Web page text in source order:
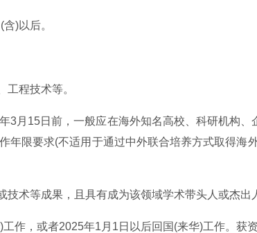
)以后。
工程技术等。
3月15日前，一般应在海外知名高校、科研机构
年限要求(不适用于通过中外联合培养方式取得
技术等成果，且具有成为该领域学术带头人或杰出
作，或者2025年1月1日以后回国(来华)工作。获